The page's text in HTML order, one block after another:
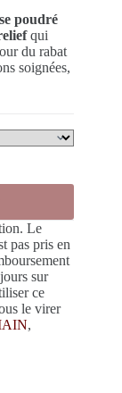
poudré
qui
du rabat
soignées,
Le
pas pris en
sur
ce
le virer
,